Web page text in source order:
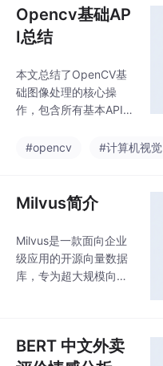
权限控制。文章提供了
详细的技术参数和操
相比，Milvus具备分布
式架构、混合搜索（向
引优化等核心优势，适
用于高并发、大数据量
的生产环境。其典型应
检索。部署方式灵活，
议根据项目规模选择工
Opencv基础AP
I总结
本文总结了OpenCV基
础图像处理的核心操
作，包含所有基本API调
#opencv
#计算机视觉
Milvus简介
Milvus是一款面向企业
级应用的开源向量数据
库，专为超大规模向量
相比，Milvus具备分布
BERT 中文外卖